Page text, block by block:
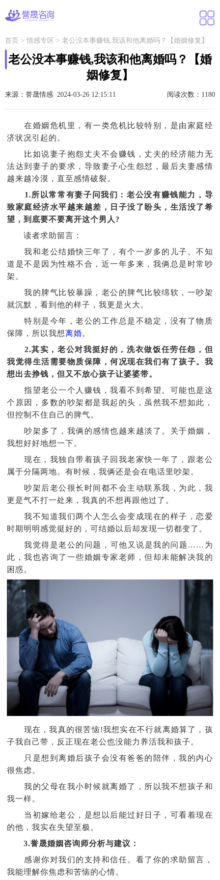
首页 > 情感专区 > 老公没本事赚钱,我该和他离婚吗？【婚姻修复】
老公没本事赚钱,我该和他离婚吗？【婚
姻修复】
来源：誉晟情感 2024-03-26 12:15:11 阅读次数：1180
在婚姻危机里，有一类危机比较特别，是由家庭经
济状况引起的。
比如说妻子抱怨丈夫不会赚钱，丈夫的经济能力无
法达到妻子的要求，导致妻子心生怨怼，最后夫妻感情
越来越冷漠，直至感情破裂。
1.所以常常有妻子问我们：老公没有赚钱能力，导
致家庭经济水平越来越差，日子没了盼头，生活没了希
望，到底要不要离开这个男人?
读者求助留言：
我和老公结婚快三年了，有个一岁多的儿子。不知
道是不是因为性格不合，近一年多来，我俩总是时常吵
架。
我的脾气比较暴躁，老公的脾气比较绵软，一吵架
就沉默，看到他的样子，我更是火大。
特别是今年，老公的工作总是不稳定，没有了物质
保障，所以我想离婚。
2.其实，老公对我挺好的，洗衣做饭任劳任怨，但
我觉得生活需要物质保障，何况现在我们有了孩子。我
想出去挣钱，但又不放心孩子让婆婆带。
指望老公一个人赚钱，我看不到希望。可能也是这
个原因，多数的吵架都是我起的头，虽然我不想如此，
但控制不住自己的脾气。
吵架多了，我俩的感情也越来越淡了。关于婚姻，
我想好好地想一下。
现在，我独自带着孩子回我老家快一年了，跟老公
属于分隔两地。有时候，我俩还是会在电话里吵架。
吵架后老公很长时间都不会主动联系我，为此，我
更是气不打一处来，我真的不想再跟他过了。
我不知道我们两个人怎么会变成现在的样子，恋爱
时期明明感觉挺好的，可结婚以后却发现一切都变了。
我觉得是老公的问题，可他又说是我的问题……为
此，我也咨询了一些婚姻专家老师，但却未能解决我的
困惑。
现在，我真的很苦恼!我想实在不行就离婚算了，孩
子我自己带，反正现在老公也没能力养活我和孩子。
只是想到离婚后孩子会没有爸爸的陪伴，我的内心
很焦虑。
我的父母在我小时候就离婚了，所以我不想孩子和
我一样。
当初嫁给老公，是想以后能过好日子，可看着现在
的他，我实在失望至极。
3.誉晟婚姻咨询师分析与建议：
感谢你对我们的支持和信任。看了你的求助留言，
我能理解你焦虑和苦恼的心情。